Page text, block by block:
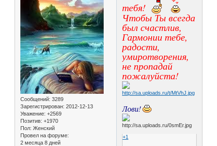
Сообщений: 3289
Зарегистрирован: 2012-12-13
Уважение: +2569
Позитив: +1970
Пол: Женский
Провел на форуме:
2 месяца 8 дней
тебя!
Чтобы Ты всегда
был счастлив,
Гармонии тебе,
радости,
умиротворения,
не пропадай
пожалуйста!
Лови!
+1